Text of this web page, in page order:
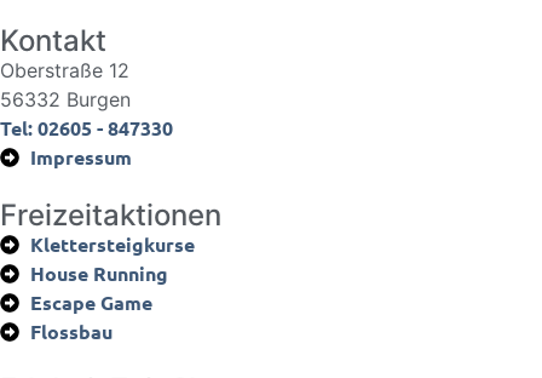
Kontakt
Oberstraße 12
56332 Burgen
Tel: 02605 - 847330
Impressum
Freizeitaktionen
Klettersteigkurse
House Running
Escape Game
Flossbau